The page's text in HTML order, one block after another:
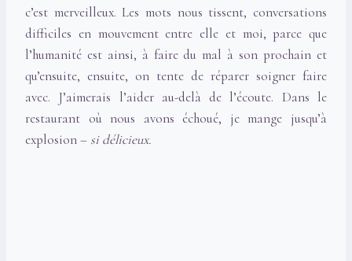
c’est merveilleux. Les mots nous tissent, conversations
difficiles en mouvement entre elle et moi, parce que
l’humanité est ainsi, à faire du mal à son prochain et
qu’ensuite, ensuite, on tente de réparer soigner faire
avec. J’aimerais l’aider au-delà de l’écoute. Dans le
restaurant où nous avons échoué, je mange jusqu’à
explosion – si délicieux.